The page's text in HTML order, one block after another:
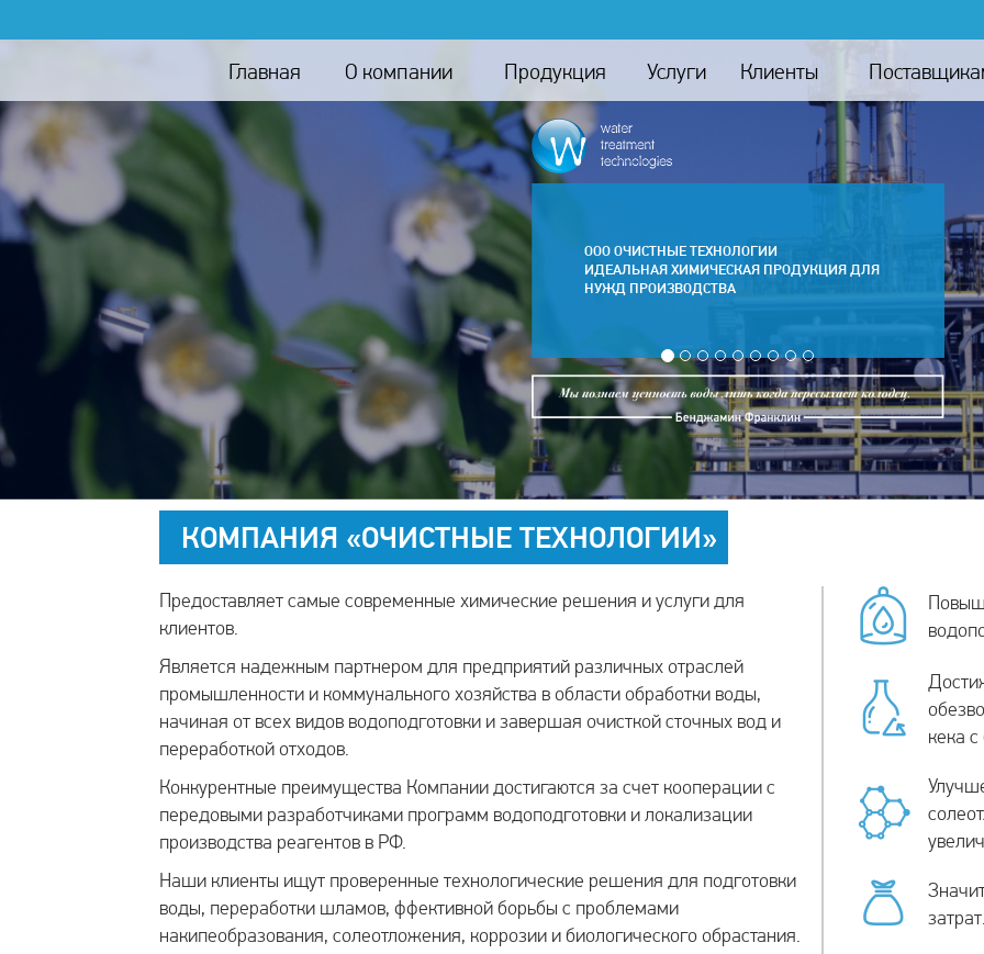
Главная О компании Продукция Услуги Клиенты
ООО ОЧИСТНЫЕ ТЕХНОЛОГИИ
ИДЕАЛЬНАЯ ХИМИЧЕСКАЯ ПРОДУКЦИЯ ДЛЯ
НУЖД ПРОИЗВОДСТВА
КОМПАНИЯ «ОЧИСТНЫЕ ТЕХНОЛОГИИ»
Предоставляет самые современные химические решения и услуги для
клиентов.
Является надежным партнером для предприятий различных отраслей
промышленности и коммунального хозяйства в области обработки воды,
начиная от всех видов водоподготовки и завершая очисткой сточных вод и
переработкой отходов.
Конкурентные преимущества Компании достигаются за счет кооперации с
передовыми разработчиками программ водоподготовки и локализации
производства реагентов в РФ.
Наши клиенты ищут проверенные технологические решения для подготовки
воды, переработки шламов, ффективной борьбы с проблемами
накипеобразования, солеотложения, коррозии и биологического обрастания.
кека
затрат.